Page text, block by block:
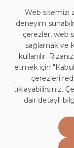
Web sitemizi
deneyim
çerezler, web
sağlamak ve
kullanılır.
etmek için
çerezleri
tıklayabilirsiniz.
dair detaylı